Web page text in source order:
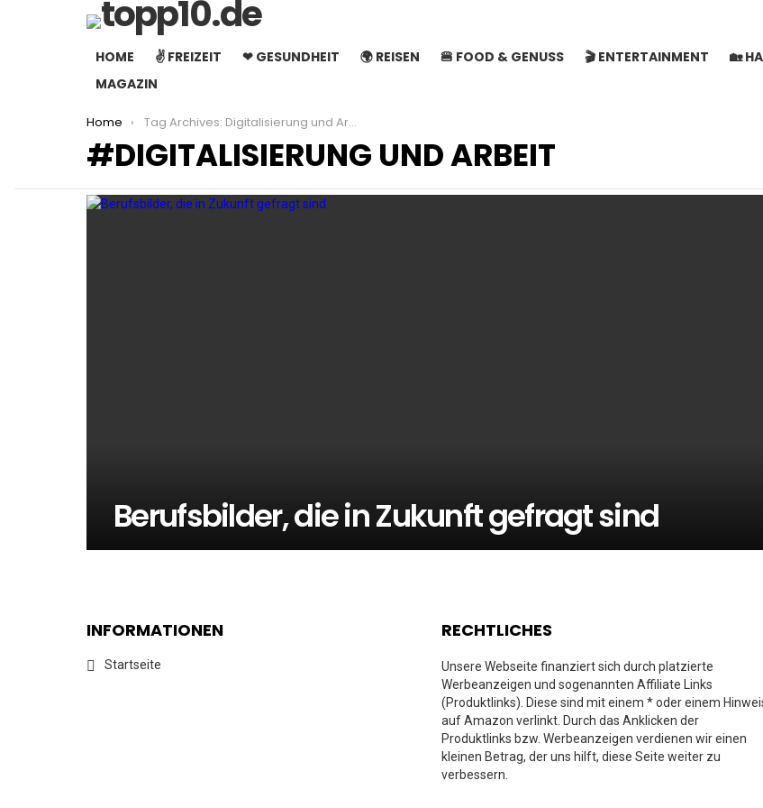
HOME ✌ FREIZEIT ❤ GESUNDHEIT 🌍 REISEN 🍔 FOOD & GENUSS 🎬 ENTERTAINMENT 🏡
MAGAZIN
You are here:
Home Tag Archives: Digitalisierung und Arbeit
DIGITALISIERUNG UND ARBEIT
LATEST
STORIES
Berufsbilder, die in Zukunft gefragt sind
INFORMATIONEN
Startseite
RECHTLICHES
Unsere Webseite finanziert sich durch platzierte
Werbeanzeigen und sogenannten Affiliate Links
(Produktlinks). Diese sind mit einem * oder einem
auf Amazon verlinkt. Durch das Anklicken der
Produktlinks bzw. Werbeanzeigen verdienen wir einen
kleinen Betrag, der uns hilft, diese Seite weiter zu
verbessern.